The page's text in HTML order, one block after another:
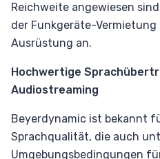
Reichweite angewiesen
der Funkgeräte-
Ausrüstung an.
Hochwertige
Audiostreaming
Beyerdynamic ist bekannt
Sprachqualität, die auch
Umgebungsbedingungen